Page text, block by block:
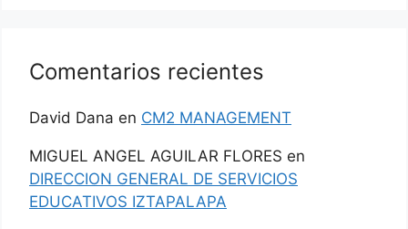
Comentarios recientes
David Dana en CM2 MANAGEMENT
MIGUEL ANGEL AGUILAR FLORES en
DIRECCION GENERAL DE SERVICIOS
EDUCATIVOS IZTAPALAPA